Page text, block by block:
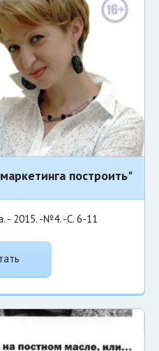
построить"
- 2015. -№4. -С. 6-11